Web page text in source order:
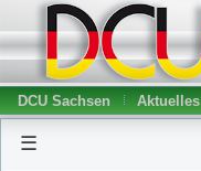
DCU Sachsen Aktuelles
☰